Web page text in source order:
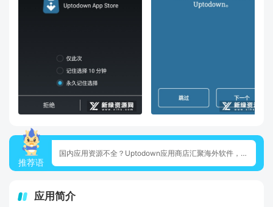
推荐语
国内应用资源不全？Uptodown应用商店汇聚海外软件，纯净安全免费无广告
应用简介